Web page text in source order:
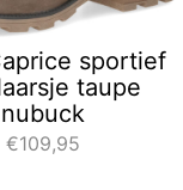
sportief
taupe
nubuck
€109,95